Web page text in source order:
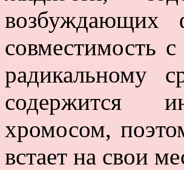
совместимость
радикальному
содержится
хромосом,
встает на свои